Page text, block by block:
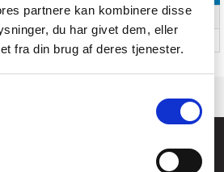
partnere kan kombinere disse
du har givet dem, eller
fra din brug af deres tjenester.